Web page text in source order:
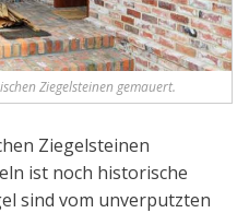
Ziegelsteinen gemauert.
Ziegelsteinen
ist noch historische
sind vom unverputzten